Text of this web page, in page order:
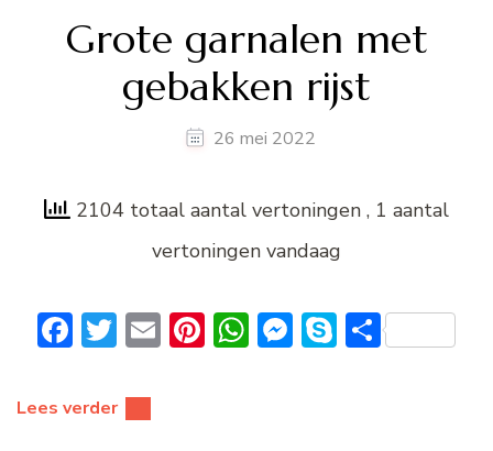
Grote garnalen met
gebakken rijst
26 mei 2022
2104 totaal aantal vertoningen , 1 aantal
vertoningen vandaag
Facebook
Twitter
EmailPinterest
WhatsApp
Messenger
Skype
Delen
Lees verder